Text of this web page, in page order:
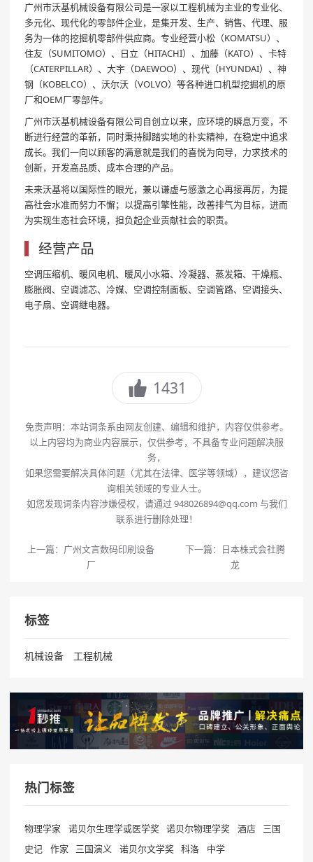
广州市沃基机械设备有限公司是一家以工程机械为主业的专业化、
多元化、现代化的零部件企业，是集开发、生产、销售、代理、服
务为一体的挖掘机零部件供应商。专业经营小松（KOMATSU）、
住友（SUMITOMO）、日立（HITACHI）、加藤（KATO）、卡特
（CATERPILLAR）、大宇（DAEWOO）、现代（HYUNDAI）、神
钢（KOBELCO）、沃尔沃（VOLVO）等各种进口机型挖掘机的原
厂和OEM厂零部件。
广州市沃基机械设备有限公司自创立以来，应环境的瞬息万变，不
断进行经营的革新，同时秉持脚踏实地的朴实精神，在稳定中追求
成长。我们一向以顾客的满意就是我们的喜悦为向导，力求技术的
创新，开发高品质、成本合理的产品。
未来沃基将以国际性的眼光，兼以谦虚与感激之心再接再厉，为提
高社会水准而努力不懈；以提高引擎性能，改善排气为目标，进而
为实现生态社会环境，担负起企业贡献社会的职责。
经营产品
空调压缩机、暖风电机、暖风小水箱、冷凝器、蒸发箱、干燥瓶、
膨胀阀、空调滤芯、冷媒、空调控制面板、空调管路、空调接头、
电子扇、空调继电器。
1431
免责声明：本站词条系由网友创建、编辑和维护，内容仅供参考。
以上内容均为商业内容展示，仅供参考，不具备专业问题解决服
务，
如果您需要解决具体问题（尤其在法律、医学等领域），建议您咨
询相关领域的专业人士。
如您发现词条内容涉嫌侵权，请通过 948026894@qq.com 与我们
联系进行删除处理！
上一篇： 广州文言数码印刷设备
厂
下一篇： 日本株式会社腾
龙
标签
机械设备 工程机械
热门标签
物理学家 诺贝尔生理学或医学奖 诺贝尔物理学奖 酒店
三国
史记
作家 三国演义 诺贝尔文学奖 科洛
中学